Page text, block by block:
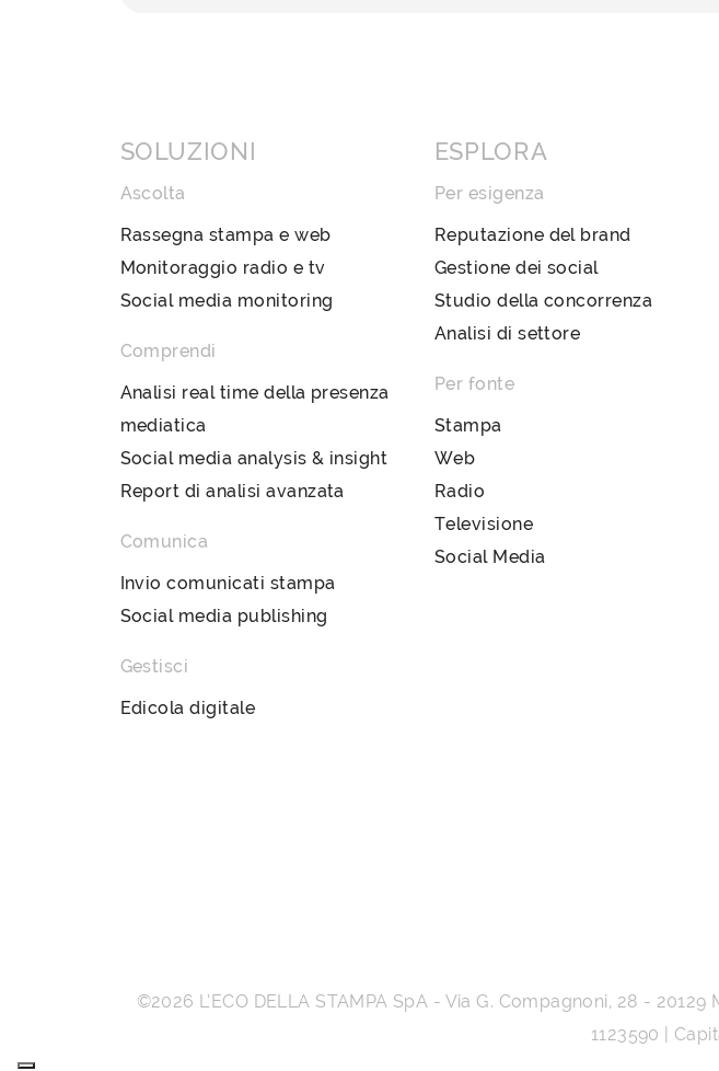
SOLUZIONI
Ascolta
Rassegna stampa e web
Monitoraggio radio e tv
Social media monitoring
Comprendi
Analisi real time della presenza
mediatica
Social media analysis & insight
Report di analisi avanzata
Comunica
Invio comunicati stampa
Social media publishing
Gestisci
Edicola digitale
ESPLORA
Per esigenza
Reputazione del brand
Gestione dei social
Studio della concorrenza
Analisi di settore
Per fonte
Stampa
Web
Radio
Televisione
Social Media
©2026 L’ECO DELLA STAMPA SpA - Via G. Compagnoni, 28 - 20129
1123590 |